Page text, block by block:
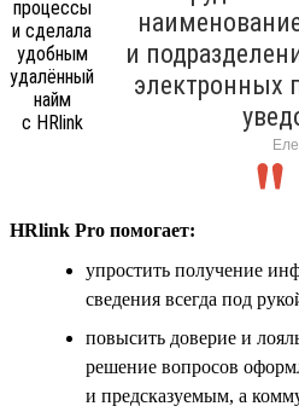
и
электронных
HRlink Pro помогает:
упростить получение
сведения всегда под
повысить доверие и
решение вопросов
и предсказуемым, а